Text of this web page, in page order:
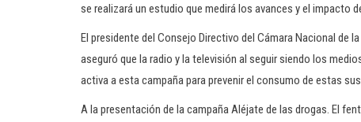
se realizará un estudio que medirá los avances y el impacto
El presidente del Consejo Directivo del Cámara Nacional de
aseguró que la radio y la televisión al seguir siendo los
activa a esta campaña para prevenir el consumo de estas
A la presentación de la campaña Aléjate de las drogas. El